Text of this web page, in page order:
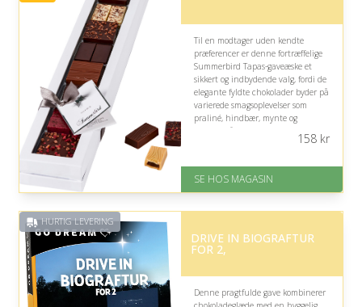
Til en modtager uden kendte
præferencer er denne fortræffelige
Summerbird Tapas-gaveæske et
sikkert og indbydende valg, fordi de
elegante fyldte chokolader byder på
varierede smagsoplevelser som
praliné, hindbær, mynte og
passion, så der er mulighed for at
På lager
Levering: 1-3 dage
af 5
158kr
SE HOS MAGASIN
HURTIG LEVERING
DRIVE IN BIOGRAFTUR
FOR 2,
Denne pragtfulde gave kombinerer